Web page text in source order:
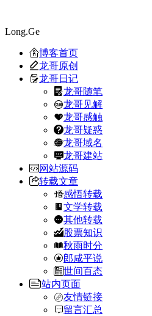
Long.Ge
博客首页
龙哥原创
龙哥日记
龙哥随笔
龙哥见解
龙哥感触
龙哥疑惑
龙哥域名
龙哥建站
网站源码
转载文章
感悟转载
文学转载
其他转载
股票知识
秋雨时分
郎咸平说
世间百态
站内页面
友情链接
留言汇总